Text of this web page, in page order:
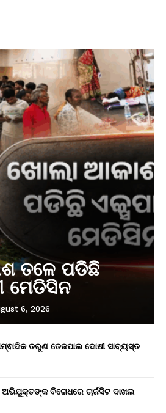
ତଳେ ପଡିଛି
ମେଡିସିନ
6, 2026
ତରୁଣ ତେଜପାଲ ଦୋଷୀ ସାବ୍ୟସ୍ତ
ବିରୋଧରେ ଚାର୍ଜସିଟ ଦାଖଲ